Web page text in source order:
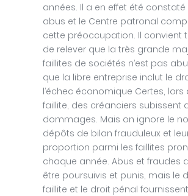
années. Il a en effet été
abus et le Centre patronal
cette préoccupation. Il convient
de relever que la très grande
faillites de sociétés n’est pas
que la libre entreprise inclut le
l’échec économique Certes, lors
faillite, des créanciers subissent
dommages. Mais on ignore le
dépôts de bilan frauduleux et
proportion parmi les faillites
chaque année. Abus et fraudes
être poursuivis et punis, mais le
faillite et le droit pénal